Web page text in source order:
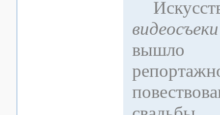
видеосъеки
вышло